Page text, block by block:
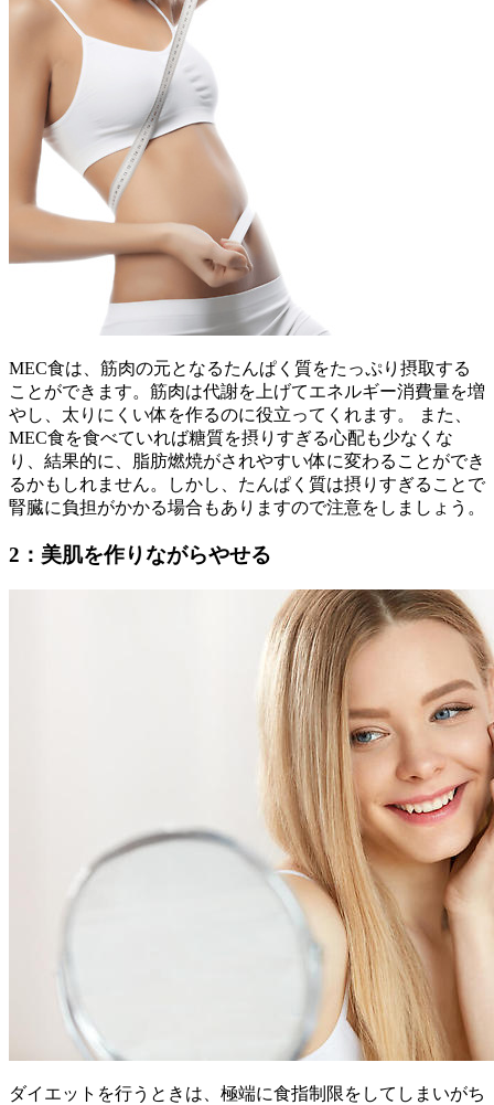
MEC食は、筋肉の元となるたんぱく質をたっぷり摂取する
ことができます。筋肉は代謝を上げてエネルギー消費量を増
やし、太りにくい体を作るのに役立ってくれます。 また、
MEC食を食べていれば糖質を摂りすぎる心配も少なくな
り、結果的に、脂肪燃焼がされやすい体に変わることができ
るかもしれません。しかし、たんぱく質は摂りすぎることで
腎臓に負担がかかる場合もありますので注意をしましょう。
2：美肌を作りながらやせる
ダイエットを行うときは、極端に食指制限をしてしまいがち